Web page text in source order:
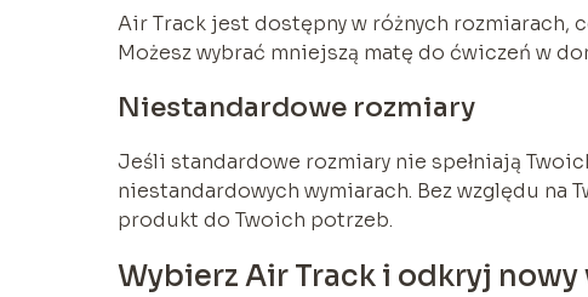
Air Track jest dostępny w różnych rozmiarach,
Możesz wybrać mniejszą matę do ćwiczeń w
Niestandardowe rozmiary
Jeśli standardowe rozmiary nie spełniają
niestandardowych wymiarach. Bez względu na
produkt do Twoich potrzeb.
Wybierz Air Track i odkryj